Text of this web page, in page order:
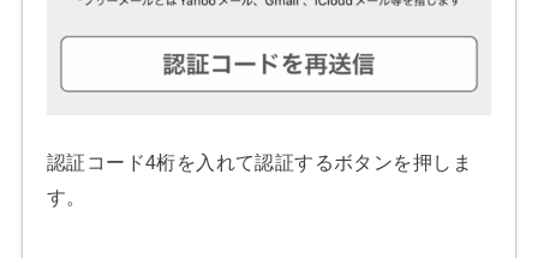
認証コード4桁を入れて認証するボタンを押しま
す。